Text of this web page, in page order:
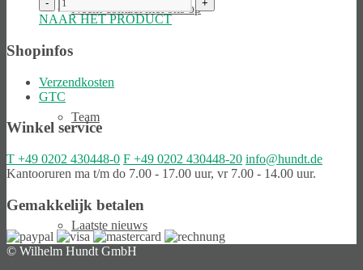
Neem contact met ons op
Team
Laatste nieuws
NAAR HET PRODUCT
Shopinfos
Verzendkosten
GTC
Winkel service
T +49 0202 430448-0 F +49 0202 430448-20 info@hundt.de
Kantooruren ma t/m do 7.00 - 17.00 uur, vr 7.00 - 14.00 uur.
Gemakkelijk betalen
© Wilhelm Hundt GmbH